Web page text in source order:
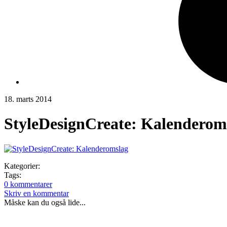
18. marts 2014
StyleDesignCreate:
Kategorier:
Tags:
0 kommentarer
Skriv en kommentar
Måske kan du også lide...